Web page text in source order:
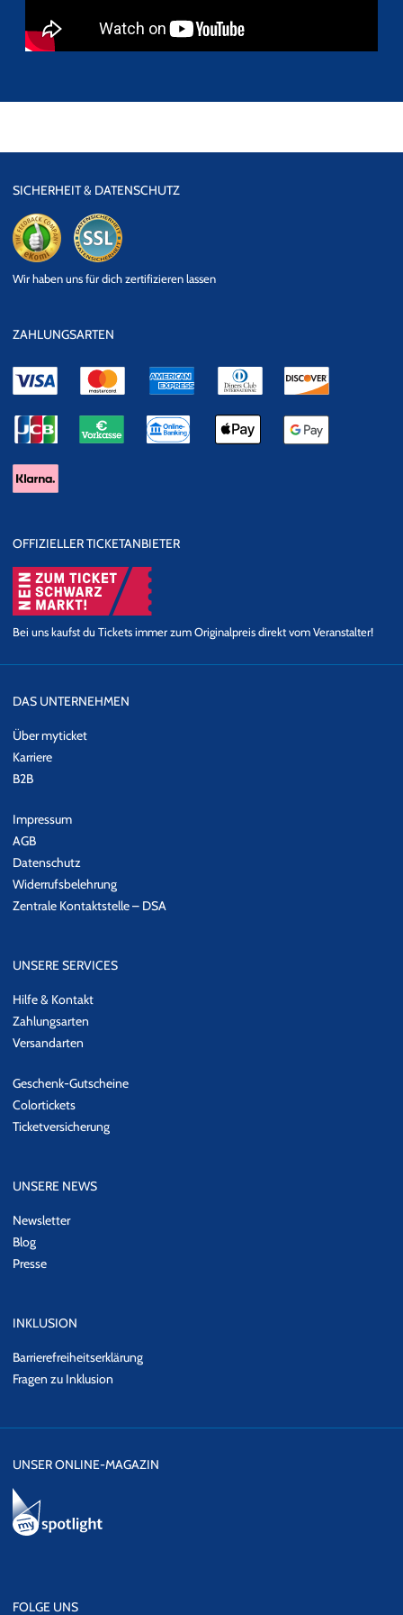
SICHERHEIT & DATENSCHUTZ
Datensicherheit
Wir haben uns für dich zertifizieren lassen
ZAHLUNGSARTEN
OFFIZIELLER TICKETANBIETER
Bei uns kaufst du Tickets immer zum Originalpreis direkt vom Veranstalter!
DAS UNTERNEHMEN
Über myticket
Karriere
B2B
Impressum
AGB
Datenschutz
Widerrufsbelehrung
Zentrale Kontaktstelle – DSA
UNSERE SERVICES
Hilfe & Kontakt
Zahlungsarten
Versandarten
Geschenk-Gutscheine
Colortickets
Ticketversicherung
UNSERE NEWS
Newsletter
Blog
Presse
INKLUSION
Barrierefreiheitserklärung
Fragen zu Inklusion
UNSER ONLINE-MAGAZIN
FOLGE UNS